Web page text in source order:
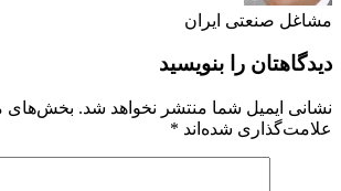
ایران
را بنویسید
شما منتشر نخواهد شد. بخش‌های موردنیاز
شده‌اند *